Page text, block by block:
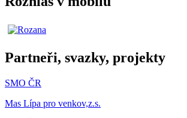
Partneři, svazky, projekty
SMO ČR
Mas Lípa pro venkov,z.s.